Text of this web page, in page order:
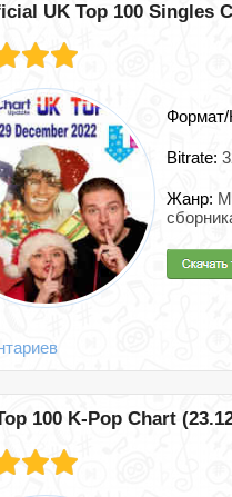
UK Top 100 Singles
Формат/
Bitrate:
Жанр:
100 K-Pop Chart